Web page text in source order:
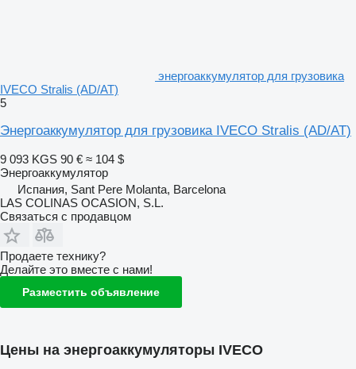
энергоаккумулятор для грузовика
IVECO Stralis (AD/AT)
5
Энергоаккумулятор для грузовика IVECO Stralis (AD/AT)
9 093 KGS 90 € ≈ 104 $
Энергоаккумулятор
Испания, Sant Pere Molanta, Barcelona
LAS COLINAS OCASION, S.L.
Связаться с продавцом
Продаете технику?
Делайте это вместе с нами!
Разместить объявление
Цены на энергоаккумуляторы IVECO